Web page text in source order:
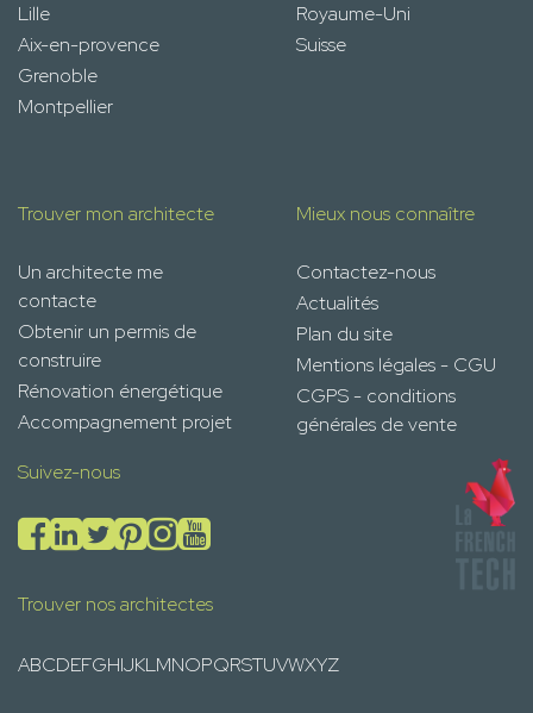
Lille
Aix-en-provence
Grenoble
Montpellier
Royaume-Uni
Suisse
Trouver mon architecte
Un architecte me
contacte
Obtenir un permis de
construire
Rénovation énergétique
Accompagnement projet
Mieux nous connaître
Contactez-nous
Actualités
Plan du site
Mentions légales - CGU
CGPS - conditions
générales de vente
Suivez-nous
Trouver nos architectes
ABCDEFGHIJKLMNOPQRSTUVWXYZ